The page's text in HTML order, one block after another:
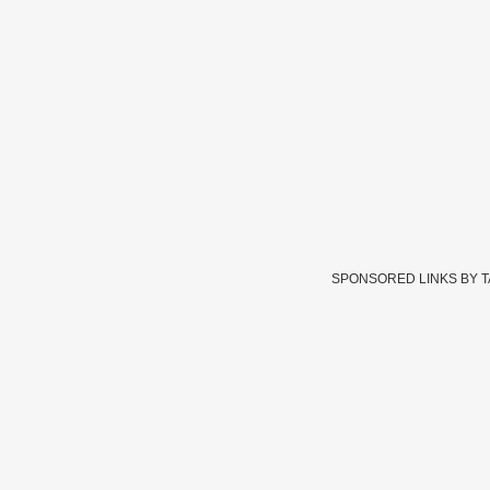
SPONSORED LINKS BY